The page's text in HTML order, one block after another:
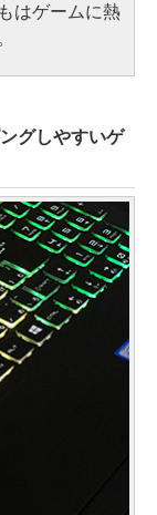
はゲームに熱
グしやすいゲ